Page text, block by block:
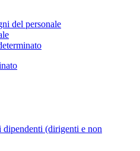
del personale
(dirigenti e non